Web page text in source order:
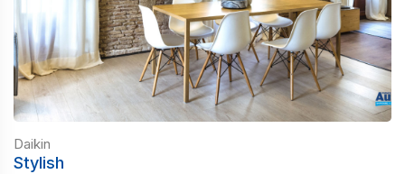
Daikin
Stylish